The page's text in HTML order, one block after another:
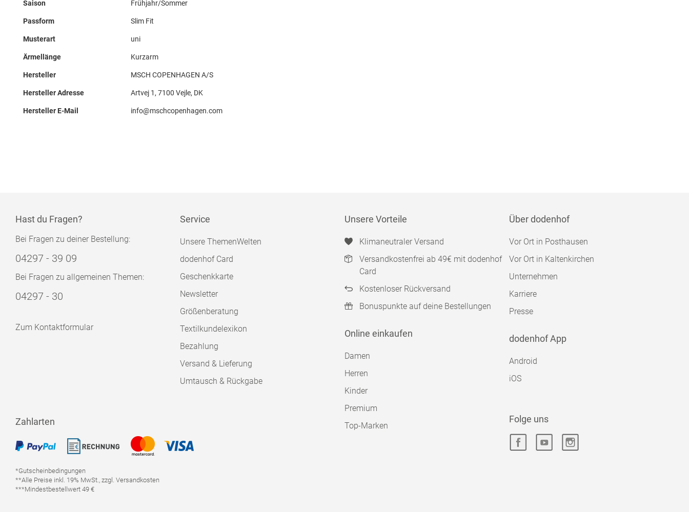
Saison Frühjahr/Sommer
Passform Slim Fit
Musterart uni
Ärmellänge Kurzarm
Hersteller MSCH COPENHAGEN A/S
Hersteller Adresse Artvej 1, 7100 Vejle, DK
Hersteller E-Mail info@mschcopenhagen.com
Hast du Fragen?
Bei Fragen zu deiner Bestellung:
04297 - 39 09
Bei Fragen zu allgemeinen Themen:
04297 - 30
Zum Kontaktformular
Service
Unsere ThemenWelten
dodenhof Card
Geschenkkarte
Newsletter
Größenberatung
Textilkundelexikon
Bezahlung
Versand & Lieferung
Umtausch & Rückgabe
Unsere Vorteile
Klimaneutraler Versand
Versandkostenfrei ab 49€ mit dodenhof
Card
Kostenloser Rückversand
Bonuspunkte auf deine Bestellungen
Online einkaufen
Damen
Herren
Kinder
Premium
Top-Marken
Über dodenhof
Vor Ort in Posthausen
Vor Ort in Kaltenkirchen
Unternehmen
Karriere
Presse
dodenhof App
Android
iOS
Zahlarten
*Gutscheinbedingungen
**Alle Preise inkl. 19% MwSt., zzgl. Versandkosten
***Mindestbestellwert 49 €
Folge uns